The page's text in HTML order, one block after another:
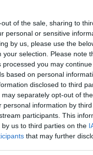
of the sale, sharing to
personal or sensitive
by us, please use the
your selection. Please note
processed you may
based on personal
disclosed to third
separately opt-out of
personal information by
participants. This
us to third parties on the
that may further
Μαρινάκη
για